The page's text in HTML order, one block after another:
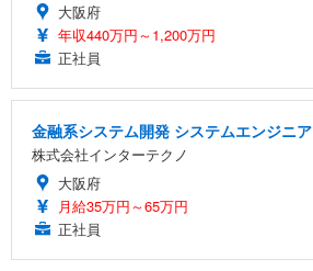
大阪府
年収440万円～1,200万円
正社員
金融系システム開発 システムエンジニア
株式会社インターテクノ
大阪府
月給35万円～65万円
正社員